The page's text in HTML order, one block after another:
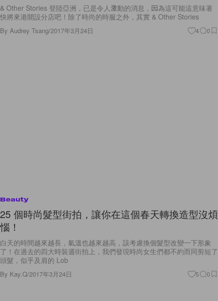
& Other Stories 登陸亞洲，已是令人激動的消息，因為這可能這意味著
快將來港開設分店吧！除了時尚的時服之外，其實 & Other Stories
By Audrey Tsang/2017年3月24日 4 0
Beauty
25 個時尚髮型街拍，讓你在這個春天轉換造型沒煩
惱！
白天的時間越來越長，氣溫也越來越高，該考慮換個髮型改變一下形象
了！在過去的四大時裝週街拍上，我們發現時尚女生們都不約而同剪短了
頭髮，似乎及肩的 Lob
By Kay.Q/2017年3月24日 5 0